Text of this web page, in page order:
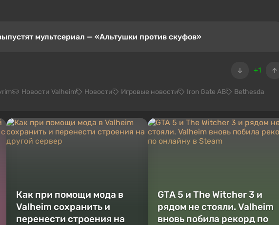
мультсериал — «Альтушки против скуфов»
+1
Новости Valheim Новости Игровые новости Iron Gate AB Bethesda
Как при помощи мода в
Valheim сохранить и
перенести строения на
GTA 5 и The Witcher 3 и
рядом не стояли. Valheim
вновь побила рекорд по